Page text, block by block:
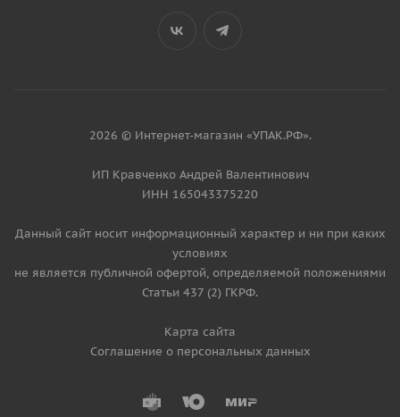
2026 © Интернет-магазин «УПАК.РФ».
ИП Кравченко Андрей Валентинович
ИНН 165043375220
Данный сайт носит информационный характер и ни при каких
условиях
не является публичной офертой, определяемой положениями
Статьи 437 (2) ГКРФ.
Карта сайта
Соглашение о персональных данных